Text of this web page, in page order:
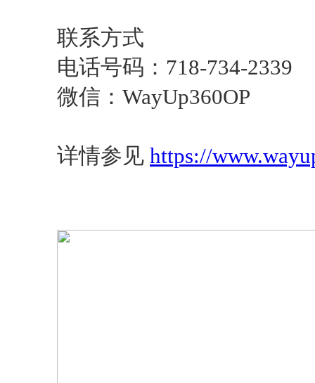
联系方式
电话号码：718-734-2339
微信：WayUp360OP
详情参见 https://